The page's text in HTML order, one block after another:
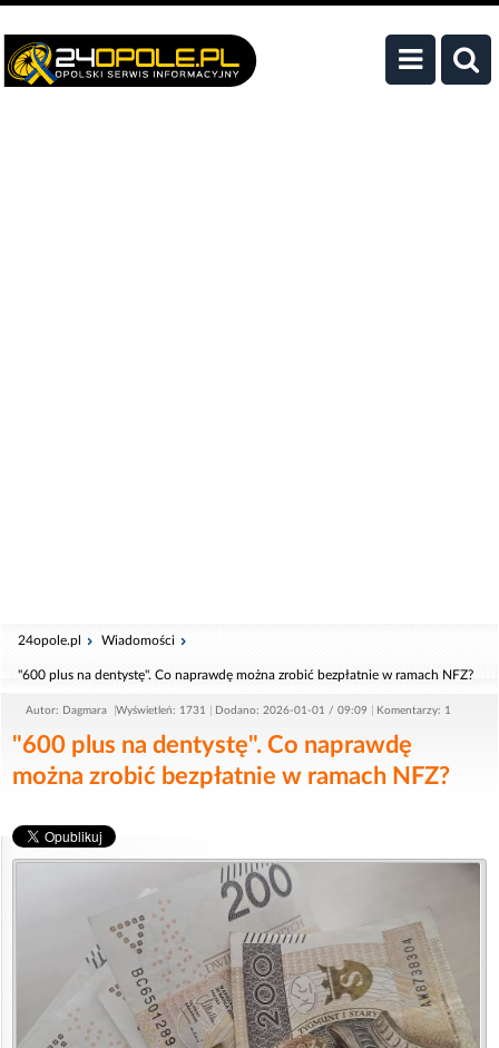
24opole.pl Wiadomości
"600 plus na dentystę". Co naprawdę można zrobić bezpłatnie w ramach NFZ?
Autor: Dagmara Wyświetleń: 1731 Dodano: 2026-01-01 / 09:09 Komentarzy: 1
"600 plus na dentystę". Co naprawdę
można zrobić bezpłatnie w ramach NFZ?